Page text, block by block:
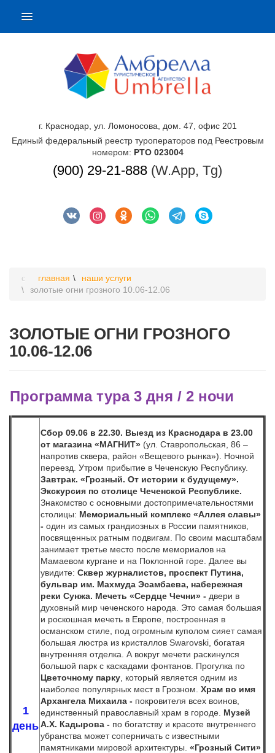
г. Краснодар, ул. Ломоносова, дом. 47, офис 201
Единый федеральный реестр туроператоров под Реестровым
номером: РТО 023004
(900) 29-21-888 (W.App, Tg)
главная
наши услуги
золотые огни грозного 10.06-12.06
ЗОЛОТЫЕ ОГНИ ГРОЗНОГО
10.06-12.06
Программа тура 3 дня / 2 ночи
1
день
Сбор 09.06 в 22.30. Выезд из Краснодара в 23.00
от магазина «МАГНИТ» (ул. Ставропольская, 86 –
напротив сквера, район «Вещевого рынка»).
Ночной
переезд. Утром прибытие в Чеченскую Республику.
Завтрак. «Грозный. От истории к будущему».
Экскурсия по столице Чеченской Республике.
Знакомство с основными достопримечательностями
столицы: Мемориальный комплекс «Аллея славы»
- один из самых грандиозных в России памятников,
посвященных ратным подвигам. По своим масштабам
занимает третье место после мемориалов на
Мамаевом кургане и на Поклонной горе. Далее вы
увидите: Сквер журналистов, проспект Путина,
бульвар им. Махмуда Эсамбаева, набережная
реки Сунжа. Мечеть «Сердце Чечни» - двери в
духовный мир чеченского народа.
Это самая большая
и роскошная мечеть в Европе, построенная в
османском стиле, под огромным куполом сияет самая
большая люстра из кристаллов Swarovski, богатая
внутренняя отделка. А вокруг мечети раскинулся
большой парк с каскадами фонтанов. Прогулка по
Цветочному парку , который является одним из
наиболее популярных мест в Грозном. Храм во имя
Архангела Михаила - покровителя всех воинов,
единственный православный храм в городе. Музей
А.Х. Кадырова - по богатству и красоте внутреннего
убранства может соперничать с известными
памятниками мировой архитектуры. «Грозный Сити»